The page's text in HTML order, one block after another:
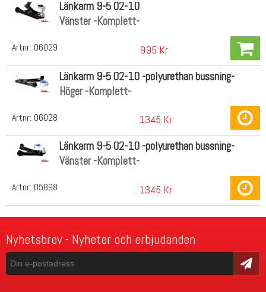
Artnr: 06029
Länkarm 9-5 02-10
Vänster -Komplett-
995 Kr
Artnr: 06028
Länkarm 9-5 02-10 -polyurethan bussning-
Höger -Komplett-
1345 Kr
Artnr: 05898
Länkarm 9-5 02-10 -polyurethan bussning-
Vänster -Komplett-
1345 Kr
Nyhetsbrev - Nyheter och erbjudanden
Skicka